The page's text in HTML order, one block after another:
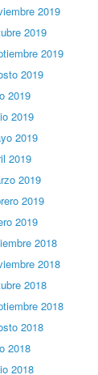
2019
2019
2019
2019
2019
2019
2019
2019
2019
2019
2019
2018
2018
2018
2018
2018
2018
2018